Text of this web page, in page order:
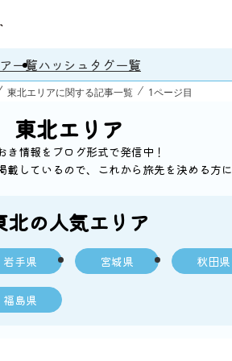
一覧ハッシュタグ一覧
東北エリアに関する記事一覧 1ページ目
東北エリア
き情報をブログ形式で発信中！
載しているので、これから旅先を決める方に
北の人気エリア
岩手県 宮城県 秋田県
福島県